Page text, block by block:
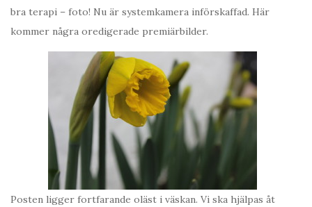
bra terapi – foto! Nu är systemkamera införskaffad. Här
kommer några oredigerade premiärbilder.
Posten ligger fortfarande oläst i väskan. Vi ska hjälpas åt